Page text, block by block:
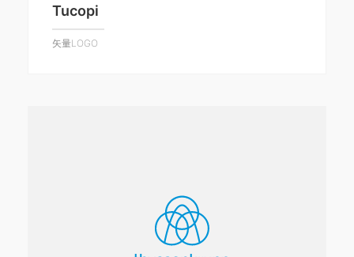
Tucopi
矢量LOGO